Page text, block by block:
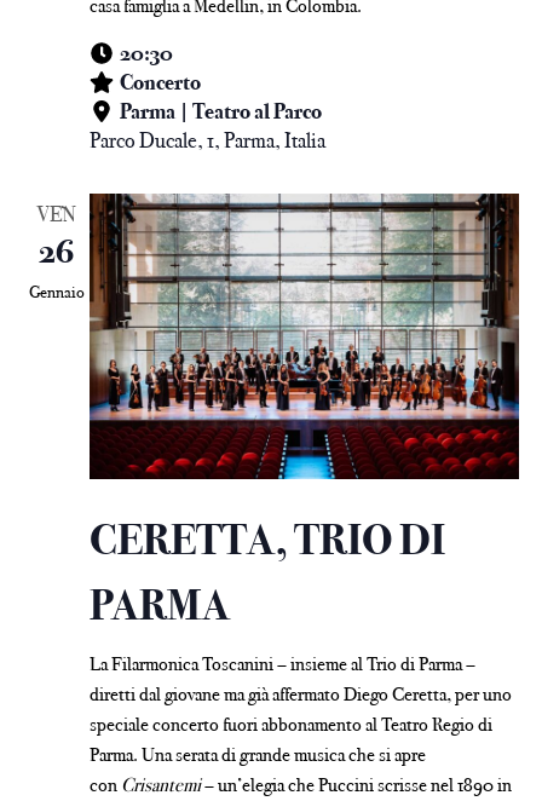
casa famiglia a Medellin, in Colombia.
20:30
Concerto
Parma | Teatro al Parco
Parco Ducale, 1, Parma, Italia
VEN
26
Gennaio
CERETTA, TRIO DI
PARMA
La Filarmonica Toscanini – insieme al Trio di Parma –
diretti dal giovane ma già affermato Diego Ceretta, per uno
speciale concerto fuori abbonamento al Teatro Regio di
Parma. Una serata di grande musica che si apre
con Crisantemi– un’elegia che Puccini scrisse nel 1890 in